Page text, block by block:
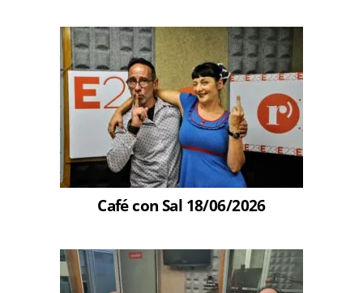
Café con Sal 18/06/2026